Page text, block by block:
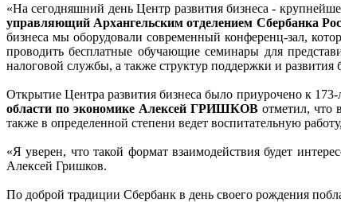
«На сегодняшний день Центр развития бизнеса -
управляющий Архангельским отделением Сбербанка
бизнеса мы оборудовали современный конференц-зал,
проводить бесплатные обучающие семинары для
налоговой службы, а также структур поддержки и развития
Открытие Центра развития бизнеса было приурочено к
области по экономике Алексей ГРИШКОВ отметил, что
также в определенной степени ведет воспитательную
«Я уверен, что такой формат взаимодействия будет
Алексей Гришков.
По доброй традиции Сбербанк в день своего рождения